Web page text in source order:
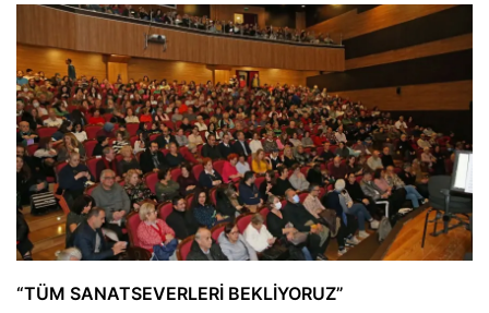
“TÜM SANATSEVERLERİ BEKLİYORUZ”